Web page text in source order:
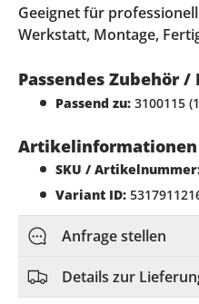
Geeignet für
Werkstatt, Montage,
Passendes Zubehör /
Passend zu: 3100115
Artikelinformationen
SKU /
Variant ID:
Anfrage stellen
Details zur